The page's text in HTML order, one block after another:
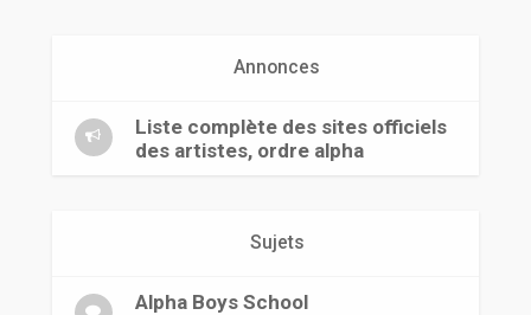
Annonces
Liste complète des sites officiels
des artistes, ordre alpha
Sujets
Alpha Boys School